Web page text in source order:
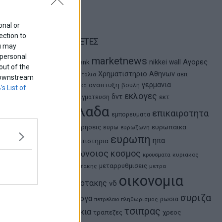
or
to
may
of the
List of
ΕΤΙΚΕΤΕΣ
eurobank marketnews nikkei wall
Αγορες
Ιταλια Χρηματιστηριο Αθηνων αεπ
αθλητικα αναπτυξη βουλη γερμανια
διαπραγματευση δντ εκλογες εκτ
ελλαδα εμπορευματα επικαιροτητα
επιχειρησεις ευρω ευρωζωνη ευρωπαικα
χρηματιστηρια ευρωπη ηπα
κορωνοιος κοσμος κρουσματα κυριακος
μητσοτακης μεταρρυθμισεις μετρα
μητσοτακης νδ οικονομια
ομολογα πετρελαιο πληθωρισμος ρωσια συριζα
τουρκια τραπεζες τσιπρας χρεος